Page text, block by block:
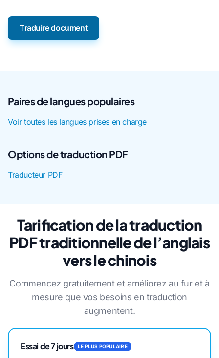
Traduire document
Paires de langues populaires
Voir toutes les langues prises en charge
Options de traduction PDF
Traducteur PDF
Tarification de la traduction
PDF traditionnelle de l’anglais
vers le chinois
Commencez gratuitement et améliorez au fur et à
mesure que vos besoins en traduction
augmentent.
Essai de 7 jours LE PLUS POPULAIRE